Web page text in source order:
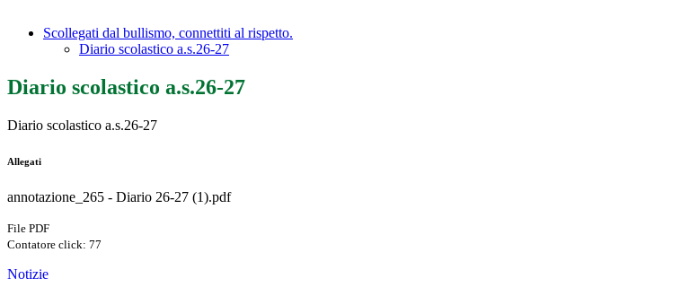
Scollegati dal bullismo, connettiti al rispetto.
Diario scolastico a.s.26-27
Diario scolastico a.s.26-27
Diario scolastico a.s.26-27
Allegati
annotazione_265 - Diario 26-27 (1).pdf
File PDF
Contatore click: 77
Notizie